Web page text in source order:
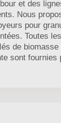
et des
Nous
pour
Toutes les
de biomasse
sont fournies